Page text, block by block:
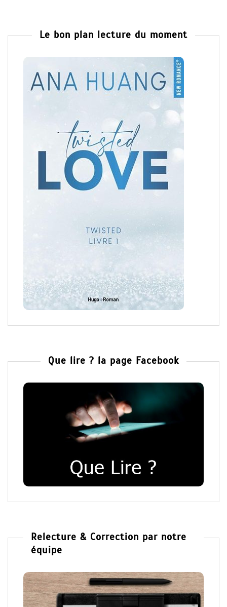
Le bon plan lecture du moment
Que lire ? la page Facebook
Relecture & Correction par notre
équipe